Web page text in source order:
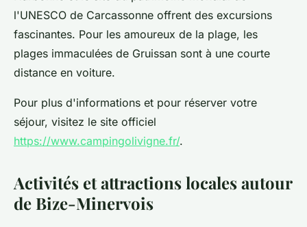
l'UNESCO de Carcassonne offrent des excursions
fascinantes. Pour les amoureux de la plage, les
plages immaculées de Gruissan sont à une courte
distance en voiture.
Pour plus d'informations et pour réserver votre
séjour, visitez le site officiel
https://www.campingolivigne.fr/.
Activités et attractions locales autour
de Bize-Minervois